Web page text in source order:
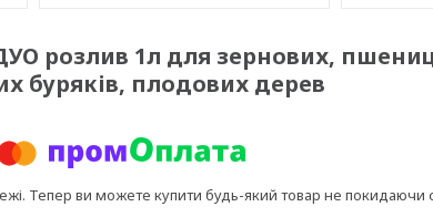
розлив 1л для зернових,
буряків, плодових дерев
Тепер ви можете купити будь-який товар не покидаючи